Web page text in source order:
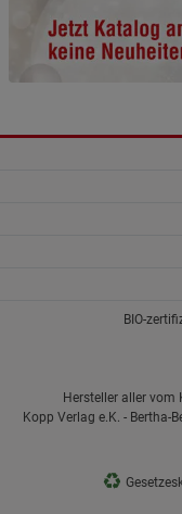
BIO-
Hersteller aller vom
Kopp Verlag e.K. - Bertha-
♻
Funktionale
Beschreibung
Statistik
Beschreibung Statistik
Marketing